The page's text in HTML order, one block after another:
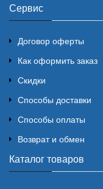
Сервис
Договор оферты
Как оформить заказ
Скидки
Способы доставки
Способы оплаты
Возврат и обмен
Каталог товаров